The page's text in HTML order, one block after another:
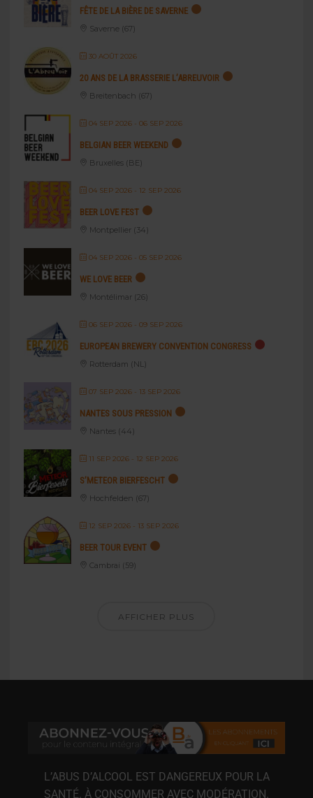
FÊTE DE LA BIÈRE DE SAVERNE
Saverne (67)
30 AOÛT 2026
20 ANS DE LA BRASSERIE L’ABREUVOIR
Breitenbach (67)
04 SEP 2026- 06 SEP 2026
BELGIAN BEER WEEKEND
Bruxelles (BE)
04 SEP 2026- 12 SEP 2026
BEER LOVE FEST
Montpellier (34)
04 SEP 2026- 05 SEP 2026
WE LOVE BEER
Montélimar (26)
06 SEP 2026- 09 SEP 2026
EUROPEAN BREWERY CONVENTION CONGRESS
Rotterdam (NL)
07 SEP 2026- 13 SEP 2026
NANTES SOUS PRESSION
Nantes (44)
11 SEP 2026- 12 SEP 2026
S’METEOR BIERFESCHT
Hochfelden (67)
12 SEP 2026- 13 SEP 2026
BEER TOUR EVENT
Cambrai (59)
AFFICHER PLUS
L’ABUS D’ALCOOL EST DANGEREUX POUR LA
SANTÉ. À CONSOMMER AVEC MODÉRATION.